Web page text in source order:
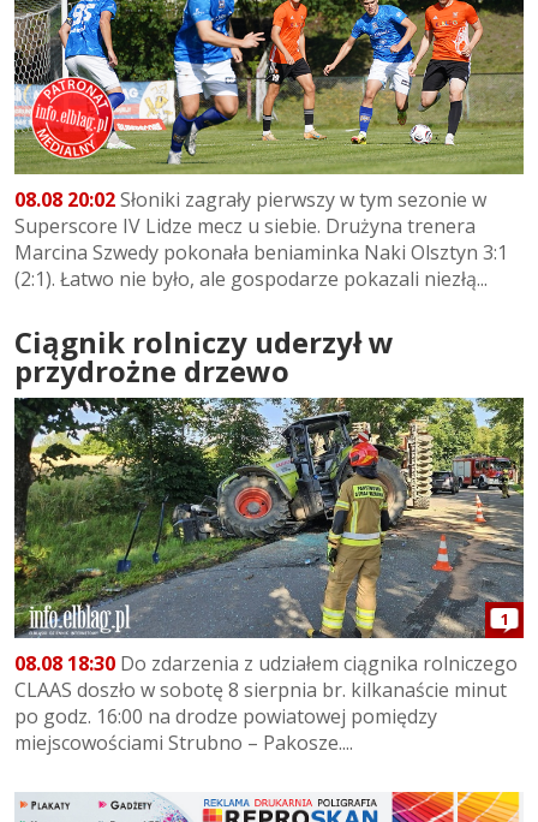
08.08 20:02Słoniki zagrały pierwszy w tym sezonie w
Superscore IV Lidze mecz u siebie. Drużyna trenera
Marcina Szwedy pokonała beniaminka Naki Olsztyn 3:1
(2:1). Łatwo nie było, ale gospodarze pokazali niezłą...
Ciągnik rolniczy uderzył w
przydrożne drzewo
1
08.08 18:30 Do zdarzenia z udziałem ciągnika rolniczego
CLAAS doszło w sobotę 8 sierpnia br. kilkanaście minut
po godz. 16:00 na drodze powiatowej pomiędzy
miejscowościami Strubno – Pakosze....